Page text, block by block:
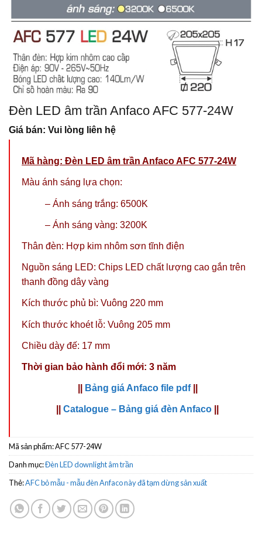
Đèn LED âm trần Anfaco AFC 577-24W
Giá bán: Vui lòng liên hệ
Mã hàng: Đèn LED âm trần Anfaco AFC 577-24W
Màu ánh sáng lựa chọn:
– Ánh sáng trắng: 6500K
– Ánh sáng vàng: 3200K
Thân đèn: Hợp kim nhôm sơn tĩnh điện
Nguồn sáng LED: Chips LED chất lượng cao gắn trên
thanh đồng dây vàng
Kích thước phủ bì: Vuông 220 mm
Kích thước khoét lỗ: Vuông 205 mm
Chiều dày đế: 17 mm
Thời gian bảo hành đổi mới: 3 năm
Bảng giá Anfaco file pdf
Catalogue – Bảng giá đèn Anfaco
Mã sản phẩm:AFC 577-24W
Danh mục:Đèn LED downlight âm trần
Thẻ:AFC bỏ mẫu - mẫu đèn Anfaco này đã tạm dừng sản xuất